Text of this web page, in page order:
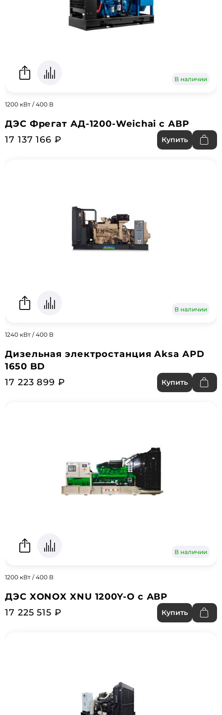
В наличии
1200 кВт / 400 В
ДЭС Фрегат АД-1200-Weichai с АВР
17 137 166 ₽
Купить
В наличии
1240 кВт / 400 В
Дизельная электростанция Aksa APD
1650 BD
17 223 899 ₽
Купить
В наличии
1200 кВт / 400 В
ДЭС XONOX XNU 1200Y-O с АВР
17 225 515 ₽
Купить